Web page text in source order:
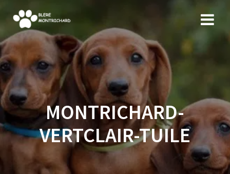
content
MONTRICHARD-
VERTCLAIR-TUILE